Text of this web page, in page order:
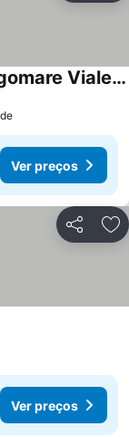
The Twins 1 Luxury Home - Lungomare Viale Milano 20
Ver preços
Partilhar
Ver preços